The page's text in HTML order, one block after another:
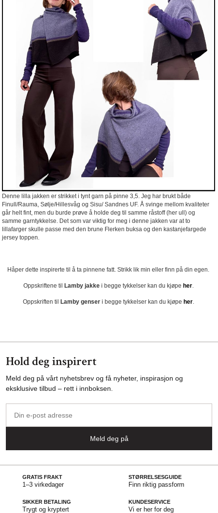
Denne lilla jakken er strikket i tynt garn på pinne 3,5. Jeg har brukt både
Finull/Rauma, Sølje/Hillesvåg og Sisu/ Sandnes UF. Å svinge mellom kvaliteter
går helt fint, men du burde prøve å holde deg til samme råstoff (her ull) og
samme garntykkelse. Det som var viktig for meg i denne jakken var at to
lillafarger skulle passe med den brune Flerken buksa og den kastanjefargede
jersey toppen.
Håper dette inspirerte til å ta pinnene fatt. Strikk lik min eller finn på din egen.
Oppskriftene til Lamby jakkei begge tykkelser kan du kjøpe her.
Oppskriften til Lamby genseri begge tykkelser kan du kjøpe her.
Hold deg inspirert
Meld deg på vårt nyhetsbrev og få nyheter, inspirasjon og
eksklusive tilbud – rett i innboksen.
post
Meld deg på
GRATIS FRAKT
1–3 virkedager
STØRRELSESGUIDE
Finn riktig passform
SIKKER BETALING
Trygt og kryptert
KUNDESERVICE
Vi er her for deg